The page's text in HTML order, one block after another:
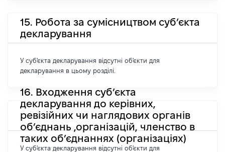
15. Робота за сумісництвом суб’єкта
декларування
У суб'єкта декларування відсутні об'єкти для
декларування в цьому розділі.
16. Входження суб’єкта
декларування до керівних,
ревізійних чи наглядових органів
об’єднань ,організацій, членство в
таких об’єднаннях (організаціях)
У суб'єкта декларування відсутні об'єкти для